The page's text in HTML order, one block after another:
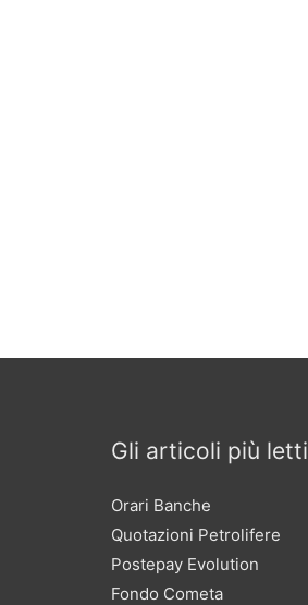
Gli articoli più letti
Orari Banche
Quotazioni Petrolifere
Postepay Evolution
Fondo Cometa